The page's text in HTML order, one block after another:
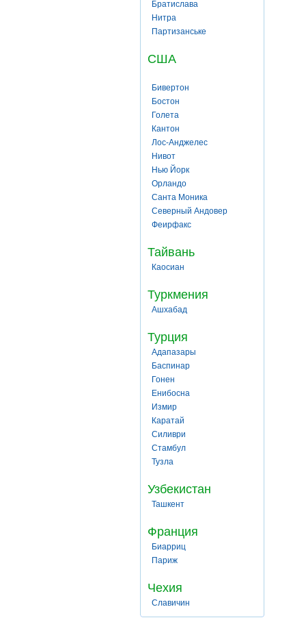
Братислава
Нитра
Партизанське
США
Бивертон
Бостон
Голета
Кантон
Лос-Анджелес
Нивот
Нью Йорк
Орландо
Санта Моника
Северный Андовер
Феирфакс
Тайвань
Каосиан
Туркмения
Ашхабад
Турция
Адапазары
Баспинар
Гонен
Енибосна
Измир
Каратай
Силиври
Стамбул
Тузла
Узбекистан
Ташкент
Франция
Биарриц
Париж
Чехия
Славичин